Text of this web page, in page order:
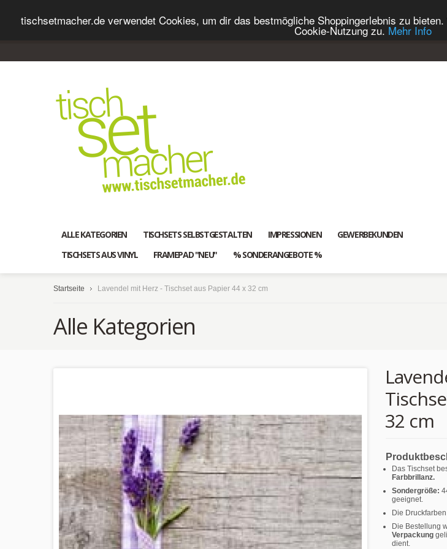
tischsetmacher.de verwendet Cookies, um dir das bestmögliche Shoppingerlebnis zu
Cookie-Nutzung zu. Mehr Info
ALLE KATEGORIEN TISCHSETS SELBSTGESTALTEN IMPRESSIONEN
GEWERBEKUNDEN
TISCHSETS AUS VINYL
FRAMEPAD "NEU" % SONDERANGEBOTE %
Startseite Lavendel mit Herz - Tischset aus Papier 44 x 32 cm
Alle Kategorien
32 cm
Das Tischset
Farbbrillanz.
Sondergröße:
geeignet.
Die
Die Bestellung
Verpackung
dient.